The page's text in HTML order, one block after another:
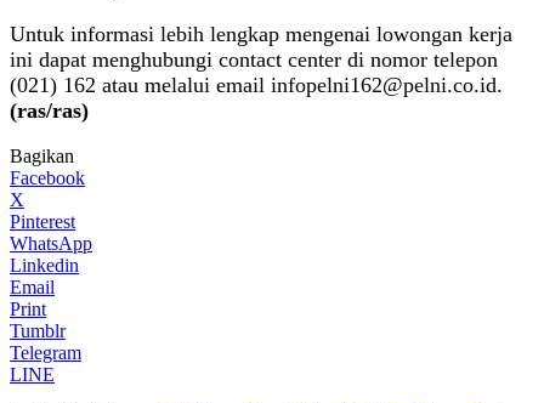
Untuk informasi lebih lengkap mengenai lowongan kerja
ini dapat menghubungi contact center di nomor telepon
(021) 162 atau melalui email infopelni162@pelni.co.id.
(ras/ras)
Bagikan
Facebook
X
Pinterest
WhatsApp
Linkedin
Email
Print
Tumblr
Telegram
LINE